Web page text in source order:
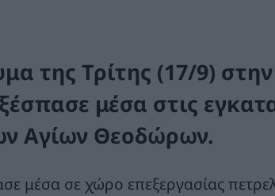
της Τρίτης (17/9) στην
μέσα στις
Αγίων Θεοδώρων.
μέσα σε χώρο επεξεργασίας